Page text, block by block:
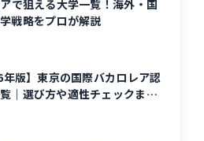
で狙える大学一覧！海外・国
戦略をプロが解説
年版】東京の国際バカロレア認
｜選び方や適性チェックまで